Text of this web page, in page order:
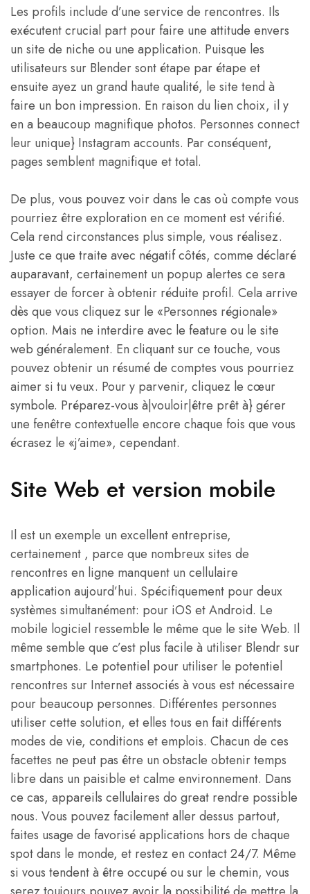
Les profils include d’une service de rencontres. Ils
exécutent crucial part pour faire une attitude envers
un site de niche ou une application. Puisque les
utilisateurs sur Blender sont étape par étape et
ensuite ayez un grand haute qualité, le site tend à
faire un bon impression. En raison du lien choix, il y
en a beaucoup magnifique photos. Personnes connect
leur unique} Instagram accounts. Par conséquent,
pages semblent magnifique et total.
De plus, vous pouvez voir dans le cas où compte vous
pourriez être exploration en ce moment est vérifié.
Cela rend circonstances plus simple, vous réalisez.
Juste ce que traite avec négatif côtés, comme déclaré
auparavant, certainement un popup alertes ce sera
essayer de forcer à obtenir réduite profil. Cela arrive
dès que vous cliquez sur le «Personnes régionale»
option. Mais ne interdire avec le feature ou le site
web généralement. En cliquant sur ce touche, vous
pouvez obtenir un résumé de comptes vous pourriez
aimer si tu veux. Pour y parvenir, cliquez le cœur
symbole. Préparez-vous à|vouloir|être prêt à} gérer
une fenêtre contextuelle encore chaque fois que vous
écrasez le «j’aime», cependant.
Site Web et version mobile
Il est un exemple un excellent entreprise,
certainement , parce que nombreux sites de
rencontres en ligne manquent un cellulaire
application aujourd’hui. Spécifiquement pour deux
systèmes simultanément: pour iOS et Android. Le
mobile logiciel ressemble le même que le site Web. Il
même semble que c’est plus facile à utiliser Blendr sur
smartphones. Le potentiel pour utiliser le potentiel
rencontres sur Internet associés à vous est nécessaire
pour beaucoup personnes. Différentes personnes
utiliser cette solution, et elles tous en fait différents
modes de vie, conditions et emplois. Chacun de ces
facettes ne peut pas être un obstacle obtenir temps
libre dans un paisible et calme environnement. Dans
ce cas, appareils cellulaires do great rendre possible
nous. Vous pouvez facilement aller dessus partout,
faites usage de favorisé applications hors de chaque
spot dans le monde, et restez en contact 24/7. Même
si vous tendent à être occupé ou sur le chemin, vous